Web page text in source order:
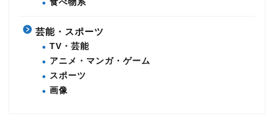
食べ物系
芸能・スポーツ
TV・芸能
アニメ・マンガ・ゲーム
スポーツ
画像